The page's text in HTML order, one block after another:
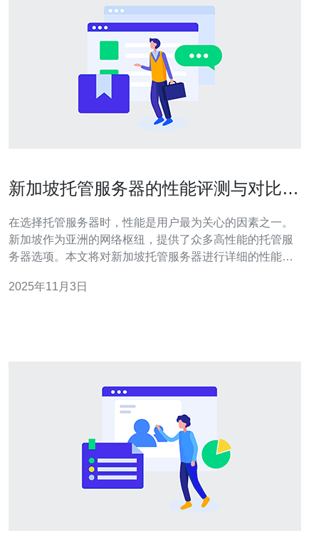
新加坡托管服务器的性能评测与对比分
在选择托管服务器时，性能是用户最为关心的因素之一。
新加坡作为亚洲的网络枢纽，提供了众多高性能的托管服
务器选项。本文将对新加坡托管服务器进行详细的性能评
1. 了解托管服务器的基本概念 托管服务器是指将服务器硬
2025年11月3日